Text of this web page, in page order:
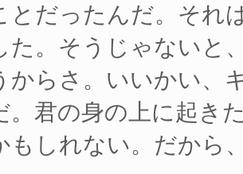
とだったんだ。それ
た。そうじゃないと
からさ。いいかい、
。君の身の上に起き
もしれない。だから